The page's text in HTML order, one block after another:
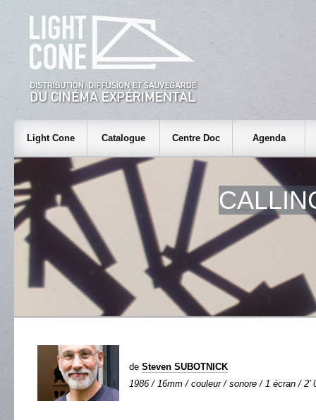
Light Cone Catalogue Centre Doc Agenda
de Steven SUBOTNICK
1986 / 16mm / couleur / sonore / 1 écran / 2'